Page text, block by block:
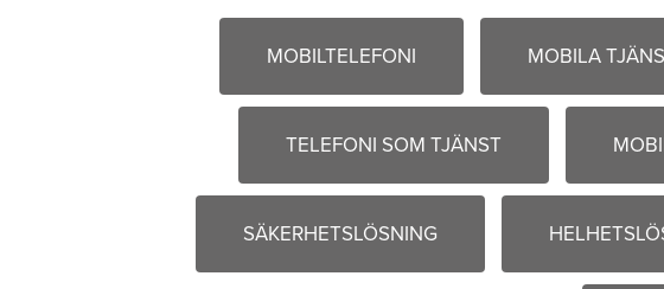
MOBILTELEFONI MOBILA
TELEFONI SOM TJÄNST
SÄKERHETSLÖSNING